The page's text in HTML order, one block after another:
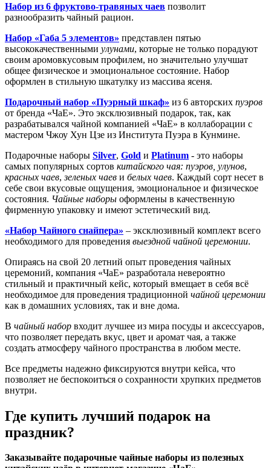
Набор из 6 фруктово-травяных чаев позволит
разнообразить чайный рацион.
Набор «Габа 5 элементов» представлен пятью
высококачественными улунами, которые не только порадуют
своим аромовкусовым профилем, но значительно улучшат
общее физическое и эмоциональное состояние. Набор
оформлен в стильную шкатулку из массива ясеня.
Подарочный набор «Пуэрный шкаф» из 6 авторских пуэров
от бренда «ЧаЕ». Это эксклюзивный подарок, так, как
разрабатывался чайной компанией «ЧаЕ» в коллаборации с
мастером Чжоу Хун Цзе из Института Пуэра в Кунмине.
Подарочные наборы Silver, Gold и Platinum - это наборы
самых популярных сортов китайского чая: пуэров, улунов,
красных чаев,зеленых чаев и белых чаев. Каждый сорт несет в
себе свои вкусовые ощущения, эмоциональное и физическое
состояния. Чайные наборы оформлены в качественную
фирменную упаковку и имеют эстетический вид.
«Набор Чайного снайпера» – эксклюзивный комплект всего
необходимого для проведения выездной чайной церемонии.
Опираясь на свой 20 летний опыт проведения чайных
церемоний, компания «ЧаЕ» разработала невероятно
стильный и практичный кейс, который вмещает в себя всё
необходимое для проведения традиционной чайной церемонии
как в домашних условиях, так и вне дома.
В чайный набор входит лучшее из мира посуды и аксессуаров,
что позволяет передать вкус, цвет и аромат чая, а также
создать атмосферу чайного пространства в любом месте.
Все предметы надежно фиксируются внутри кейса, что
позволяет не беспокоиться о сохранности хрупких предметов
внутри.
Где купить лучший подарок на
праздник?
Заказывайте подарочные чайные наборы из полезных